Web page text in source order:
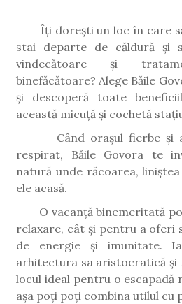
Îți dorești un loc în care
stai departe de căldură și
vindecătoare și
binefăcătoare? Alege Băile
și descoperă toate
această micuță și cochetă
Când orașul fierbe și
respirat, Băile Govora te
natură unde răcoarea,
ele acasă.
O vacanță binemeritată
relaxare, cât și pentru a oferi
de energie și imunitate.
arhitectura sa aristocratică și
locul ideal pentru o escapadă
așa poți poți combina utilul cu